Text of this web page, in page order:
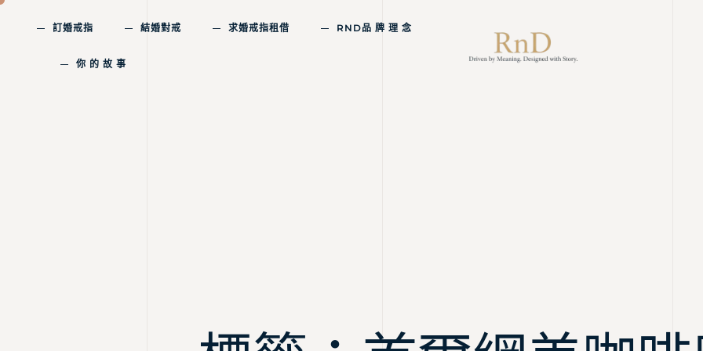
訂婚戒指 結婚對戒 求婚戒指租借 RND品 牌 理 念
你 的 故 事